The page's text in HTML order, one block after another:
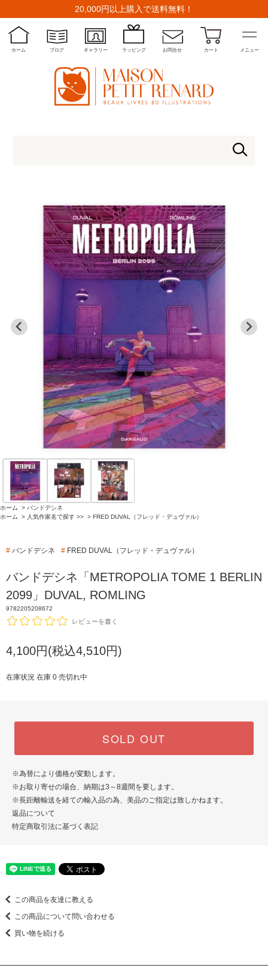
20,000円以上購入で送料無料！
ホーム ブログ ギャラリー ラッピング お問合せ カート メニュー
ホーム > バンドデシネ
ホーム
> 人気作家名で探す >> > FRED DUVAL（フレッド・デュヴァル）
# バンドデシネ # FRED DUVAL（フレッド・デュヴァル）
バンドデシネ「METROPOLIA TOME 1 BERLIN
2099」DUVAL, ROMLING
9782205208672
レビューを書く
4,100円(税込4,510円)
在庫状況 在庫 0 売切れ中
SOLD OUT
※為替により価格が変動します。
※お取り寄せの場合、納期は3～8週間を要します。
※長距離輸送を経ての輸入品の為、美品のご指定は致しかねます。
返品について
特定商取引法に基づく表記
この商品を友達に教える
この商品について問い合わせる
買い物を続ける